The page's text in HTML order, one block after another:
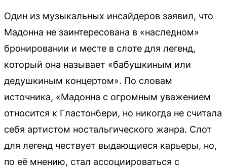
Один из музыкальных инсайдеров заявил, что
Мадонна не заинтересована в «наследном»
бронировании и месте в слоте для легенд,
который она называет «бабушкиным или
дедушкиным концертом». По словам
источника, «Мадонна с огромным уважением
относится к Гластонбери, но никогда не считала
себя артистом ностальгического жанра. Слот
для легенд чествует выдающиеся карьеры, но,
по её мнению, стал ассоциироваться с